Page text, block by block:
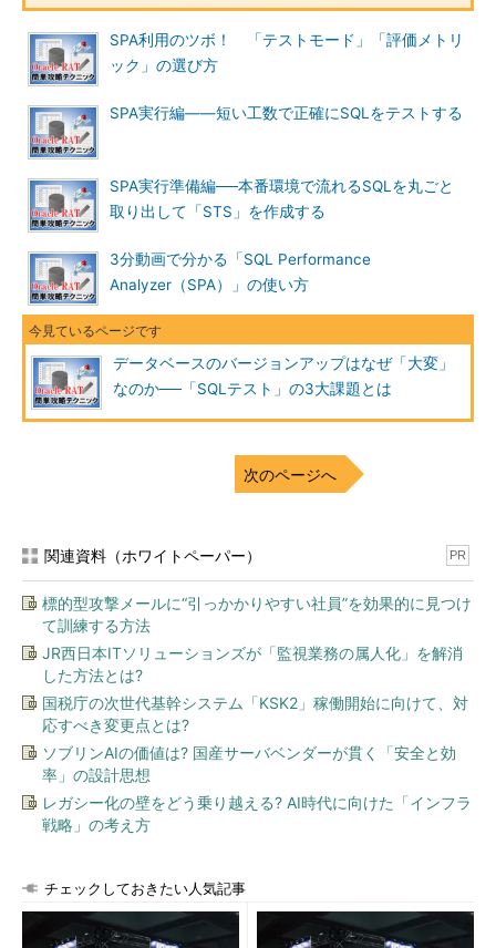
します（図1）。
図1 データベースのバージョンアップで発生する
SQLテストの課題
1つ目は「コスト」です。SQLテストは地道な手作業が主体と
なるので、膨大な量のSQL全てを確認するのに多くの人員と時間
を要してしまいます。
2つ目は「準備」です。SQLテストは、新バージョンのテスト
ーションの準備も必要です。アプリケーションの準備には、別途
アプリケーションチームとの連携も必要でしょう。同じく、多く
3つ目は「正確性」です。テスト環境でなんとかSQLテストを
低い課題が残ります。本番リリース後に性能劣化やエラーを引き
起こしてしまうケースも多くあります。
この3つの課題を解決するOracle Databaseのオプション機能
が「RAT」です。
大変なSQLテストを自動化する「RAT」
SPA利用のツボ！ 「テストモード」「評価メトリ
ック」の選び方
SPA実行編――短い工数で正確にSQLをテストする
SPA実行準備編──本番環境で流れるSQLを丸ごと
取り出して「STS」を作成する
3分動画で分かる「SQL Performance
Analyzer（SPA）」の使い方
データベースのバージョンアップはなぜ「大変」
なのか──「SQLテスト」の3大課題とは
次のページへ
関連資料（ホワイトペーパー） PR
標的型攻撃メールに“引っかかりやすい社員”を効果的に見つけ
て訓練する方法
JR西日本ITソリューションズが「監視業務の属人化」を解消
した方法とは?
国税庁の次世代基幹システム「KSK2」稼働開始に向けて、対
応すべき変更点とは?
ソブリンAIの価値は? 国産サーバベンダーが貫く「安全と効
率」の設計思想
レガシー化の壁をどう乗り越える? AI時代に向けた「インフラ
戦略」の考え方
チェックしておきたい人気記事